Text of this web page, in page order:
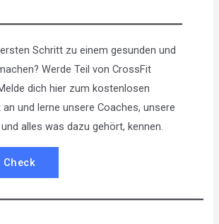
Schritt zu einem gesunden und
Werde Teil von CrossFit
dich hier zum kostenlosen
und lerne unsere Coaches, unsere
alles was dazu gehört, kennen.
Check